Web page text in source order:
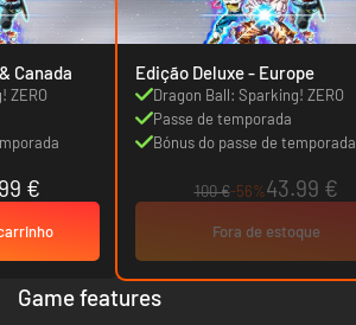
- USA & Canada
ZERO
€
Edição Deluxe - Europe
Dragon Ball: Sparking! ZERO
Passe de temporada
Bónus do passe de temporada
100 €-56%43.99 €
Fora de estoque
Game features